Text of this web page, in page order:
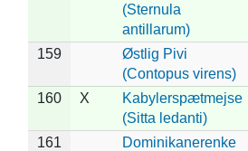
(Sternula
antillarum)
159
Østlig Pivi
(Contopus virens)
160 X
Kabylerspætmejse
(Sitta ledanti)
161
Dominikanerenke